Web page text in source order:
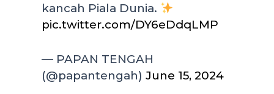
kancah Piala Dunia.
pic.twitter.com/DY6eDdqLMP
— PAPAN TENGAH
(@papantengah)June 15, 2024